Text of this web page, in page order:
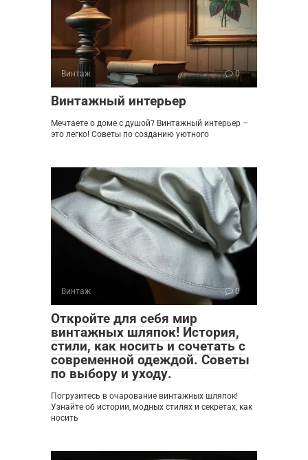
Винтаж 0
Винтажный интерьер
Мечтаете о доме с душой? Винтажный интерьер –
это легко! Советы по созданию уютного
Винтаж 0
Откройте для себя мир
винтажных шляпок! История,
стили, как носить и сочетать с
современной одеждой. Советы
по выбору и уходу.
Погрузитесь в очарование винтажных шляпок!
Узнайте об истории, модных стилях и секретах, как
носить